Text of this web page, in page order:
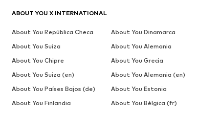
ABOUT YOU X INTERNATIONAL
About You República Checa
About You Dinamarca
About You Suiza
About You Alemania
About You Chipre
About You Grecia
About You Suiza (en)
About You Alemania (en)
About You Países Bajos (de)
About You Estonia
About You Finlandia
About You Bélgica (fr)